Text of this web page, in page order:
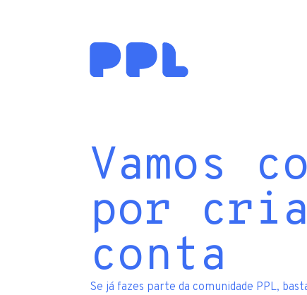
Vamos
por
conta
Se já fazes parte da comunidade PPL,